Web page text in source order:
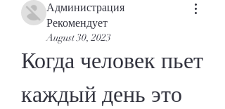
Администрация
Рекомендует
August 30, 2023
Когда человек пьет
каждый день это